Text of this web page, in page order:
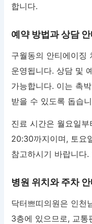
합니다.
예약 방법과 상담 안
구월동의 안티에이징
운영됩니다. 상담 및
가능합니다. 이는 촉
받을 수 있도록 돕습
진료 시간은 월요일
20:30까지이며, 토요
참고하시기 바랍니다
병원 위치와 주차 안
닥터쁘띠의원은 인천
3층에 있으므로, 교통